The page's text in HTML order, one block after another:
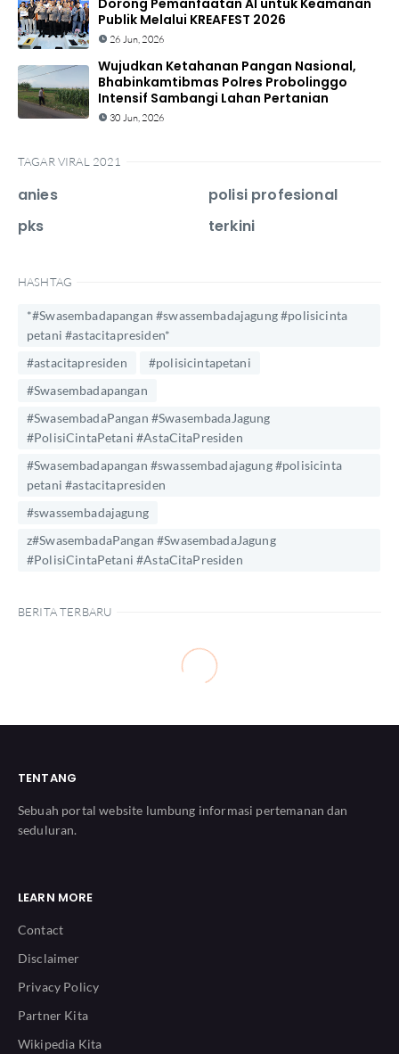
Dorong Pemanfaatan AI untuk Keamanan
Publik Melalui KREAFEST 2026
26 Jun, 2026
Wujudkan Ketahanan Pangan Nasional,
Bhabinkamtibmas Polres Probolinggo
Intensif Sambangi Lahan Pertanian
30 Jun, 2026
TAGAR VIRAL 2021
anies
pks
polisi profesional
terkini
HASHTAG
*#Swasembadapangan #swassembadajagung #polisicinta
petani #astacitapresiden*
#astacitapresiden
#polisicintapetani
#Swasembadapangan
#SwasembadaPangan #SwasembadaJagung
#PolisiCintaPetani #AstaCitaPresiden
#Swasembadapangan #swassembadajagung #polisicinta
petani #astacitapresiden
#swassembadajagung
z#SwasembadaPangan #SwasembadaJagung
#PolisiCintaPetani #AstaCitaPresiden
BERITA TERBARU
TENTANG
Sebuah portal website lumbung informasi pertemanan dan
seduluran.
LEARN MORE
Contact
Disclaimer
Privacy Policy
Partner Kita
Wikipedia Kita